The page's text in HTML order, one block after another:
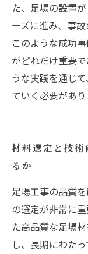
た、足場の設置
ーズに進み、事
このような成功
がどれだけ重要
うな実践を通じ
ていく必要があり
材料選定と技
るか
足場工事の品質
の選定が非常に
た高品質な足場
し、長期にわた